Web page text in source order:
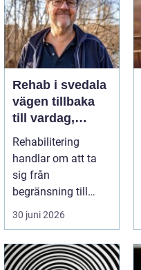
Rehab i svedala
vägen tillbaka
till vardag,
styrka och
balans
Rehabilitering
handlar om att ta
sig från
begränsning till
möjligheter. Efter en
skada, sjukdom
elle...
30 juni 2026